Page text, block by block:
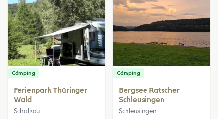
Cámping
Ferienpark Thüringer
Wald
Schalkau
Cámping
Bergsee Ratscher
Schleusingen
Schleusingen